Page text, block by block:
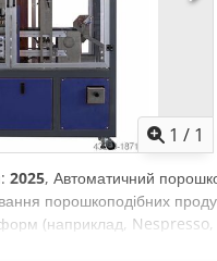
1 / 1
2025, Автоматичний
порошкоподібних
форм (наприклад,
наповнення та